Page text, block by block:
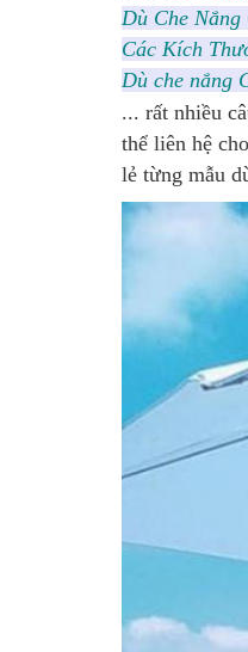
Dù Che Nắng
Các Kích
Dù che nắng
... rất nhiều
thể liên hệ
lẻ từng mẫu